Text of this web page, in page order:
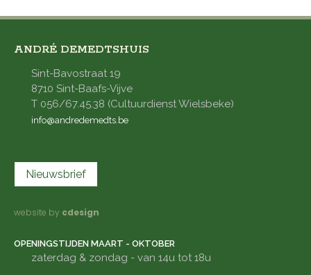
ANDRÉ DEMEDTSHUIS
Sint-Bavostraat 19
8710 Sint-Baafs-Vijve
T 056/67.45.38 (Cultuurdienst Wielsbeke)
info@andredemedts.be
Nieuwsbrief
website by cdesign
OPENINGSTIJDEN MAART - OKTOBER
zaterdag & zondag - van 14u tot 18u